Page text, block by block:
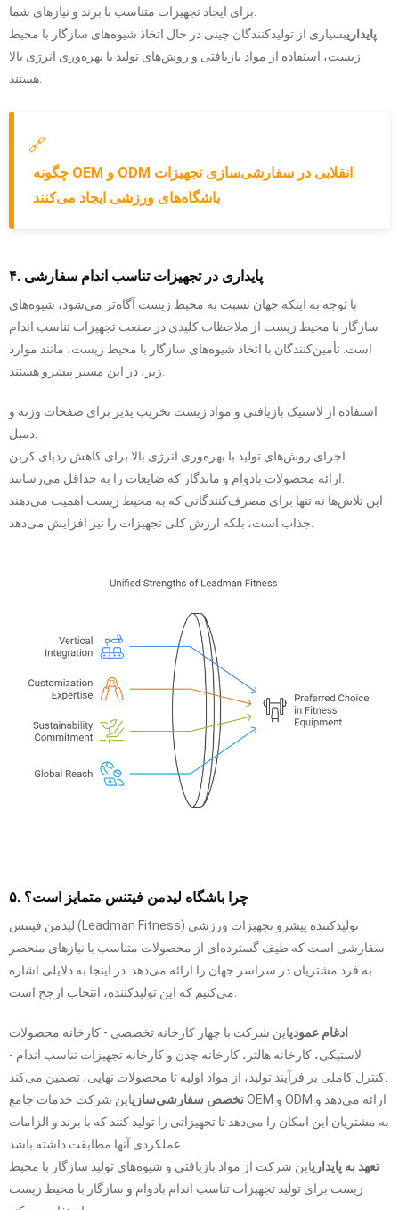
پایداریبسیاری از تولیدکنندگان چینی در حال اتخاذ شیوه‌های سازگار با محیط
زیست، استفاده از مواد بازیافتی و روش‌های تولید با بهره‌وری انرژی بالا
🔗
چگونه OEM و ODM انقلابی در سفارشی‌سازی تجهیزات
باشگاه‌های ورزشی ایجاد می‌کنند
۴. پایداری در تجهیزات تناسب اندام سفارشی
با توجه به اینکه جهان نسبت به محیط زیست آگاه‌تر می‌شود، شیوه‌های
سازگار با محیط زیست از ملاحظات کلیدی در صنعت تجهیزات تناسب اندام
است. تأمین‌کنندگان با اتخاذ شیوه‌های سازگار با محیط زیست، مانند موارد
زیر، در این مسیر پیشرو هستند:
استفاده از لاستیک بازیافتی و مواد زیست تخریب پذیر برای صفحات وزنه و
این تلاش‌ها نه تنها برای مصرف‌کنندگانی که به محیط زیست اهمیت می‌دهند
۵. چرا باشگاه لیدمن فیتنس متمایز است؟
لیدمن فیتنس (Leadman Fitness) تولیدکننده پیشرو تجهیزات ورزشی
سفارشی است که طیف گسترده‌ای از محصولات متناسب با نیازهای منحصر
به فرد مشتریان در سراسر جهان را ارائه می‌دهد. در اینجا به دلایلی اشاره
می‌کنیم که این تولیدکننده، انتخاب ارجح است:
ادغام عمودیاین شرکت با چهار کارخانه تخصصی - کارخانه محصولات
لاستیکی، کارخانه هالتر، کارخانه چدن و ​​کارخانه تجهیزات تناسب اندام -
تخصص سفارشی‌سازیاین شرکت خدمات جامع OEM و ODM ارائه می‌دهد و
به مشتریان این امکان را می‌دهد تا تجهیزاتی را تولید کنند که با برند و الزامات
تعهد به پایداریاین شرکت از مواد بازیافتی و شیوه‌های تولید سازگار با محیط
زیست برای تولید تجهیزات تناسب اندام بادوام و سازگار با محیط زیست